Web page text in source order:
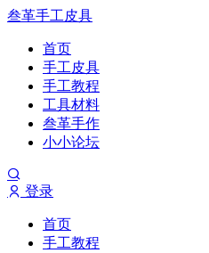
叁革手工皮具
首页
手工皮具
手工教程
工具材料
叁革手作
小小论坛
登录
首页
手工教程